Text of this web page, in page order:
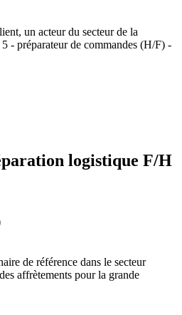
un acteur du secteur de la
5 - préparateur de commandes (H/F) -
logistique F/H
de référence dans le secteur
affrètements pour la grande